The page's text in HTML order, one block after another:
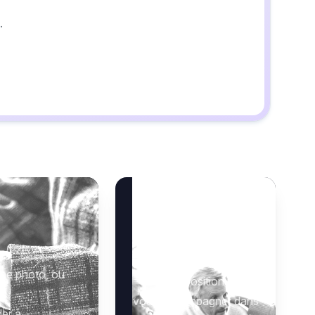
à l’âge de 69 ans.
:
photo, ou
votre disposition pour
vous accompagner dans